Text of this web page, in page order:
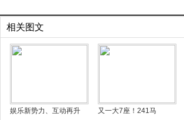
相关图文
娱乐新势力、互动再升 又一大7座！241马